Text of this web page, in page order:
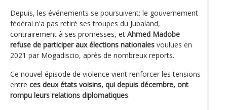
Depuis, les événements se poursuivent: le gouvernement
fédéral n'a pas retiré ses troupes du Jubaland,
contrairement à ses promesses, et Ahmed Madobe
refuse de participer aux élections nationales voulues en
2021 par Mogadiscio, après de nombreux reports.
Ce nouvel épisode de violence vient renforcer les tensions
entre ces deux états voisins, qui depuis décembre, ont
rompu leurs relations diplomatiques.